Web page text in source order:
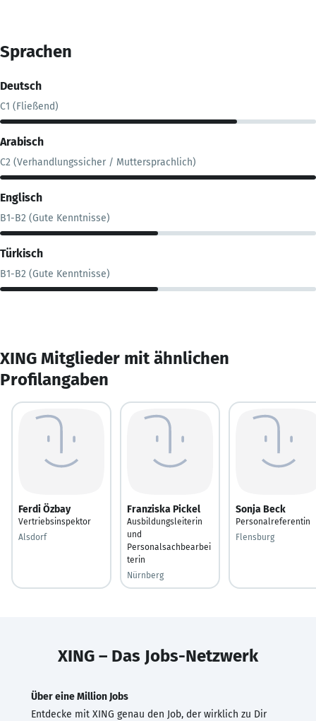
Sprachen
Deutsch
C1 (Fließend)
Arabisch
C2 (Verhandlungssicher / Muttersprachlich)
Englisch
B1-B2 (Gute Kenntnisse)
Türkisch
B1-B2 (Gute Kenntnisse)
XING Mitglieder mit ähnlichen
Profilangaben
Ferdi Özbay
Vertriebsinspektor
Alsdorf
Franziska Pickel
Ausbildungsleiterin
und
Personalsachbearbei
terin
Nürnberg
Sonja Beck
Personalreferentin
Flensburg
XING – Das Jobs-Netzwerk
Über eine Million Jobs
Entdecke mit XING genau den Job, der wirklich zu Dir